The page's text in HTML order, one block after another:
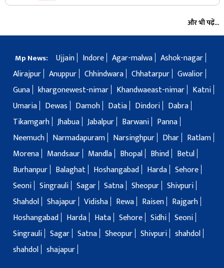
और भी पढ़ें...
Mp News: Ujjain Indore Agar-malwa Ashok-nagar
Alirajpur Anuppur Chhindwara Chhatarpur Gwalior
Guna khargonewest-nimar Khandwaeast-nimar
Katni
Umaria
Dewas Damoh Datia Dindori
Dabra
Tikamgarh Jhabua Jabalpur Barwani
Panna
Neemuch
Narmadapuram Narsinghpur Dhar
Ratlam
Morena
Mandsaur Mandla Bhopal Bhind
Betul
Burhanpur
Balaghat Hoshangabad Harda Sehore
Seoni Singrauli Sagar Satna Sheopur Shivpuri
Shahdol Shajapur Vidisha Rewa Raisen
Rajgarh
Hoshangabad
Harda Hata Sehore Sidhi Seoni
Singrauli Sagar Satna Sheopur Shivpuri shahdol
shahdol shajapur